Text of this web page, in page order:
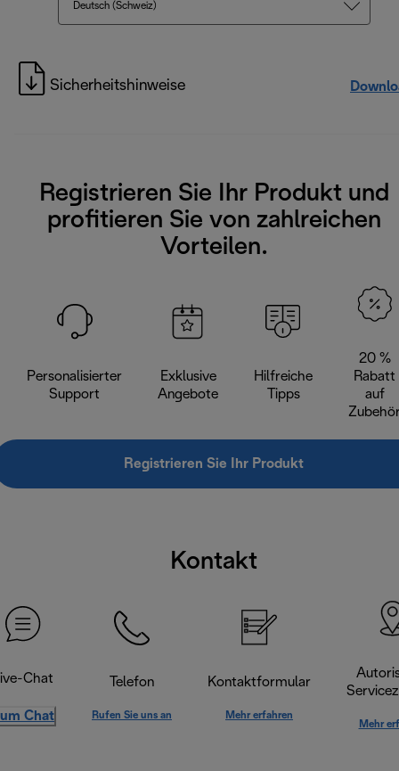
Deutsch (Schweiz)
Sicherheitshinweise
Registrieren Sie Ihr Produkt und
profitieren Sie von zahlreichen
Vorteilen.
Personalisierter
Support
Exklusive
Angebote
Hilfreiche
Tipps
20 %
Rabatt
auf
Registrieren Sie Ihr Produkt
Kontakt
Chat
Chat
Telefon
Rufen Sie uns an
Kontaktformular
Mehr erfahren
Mehr